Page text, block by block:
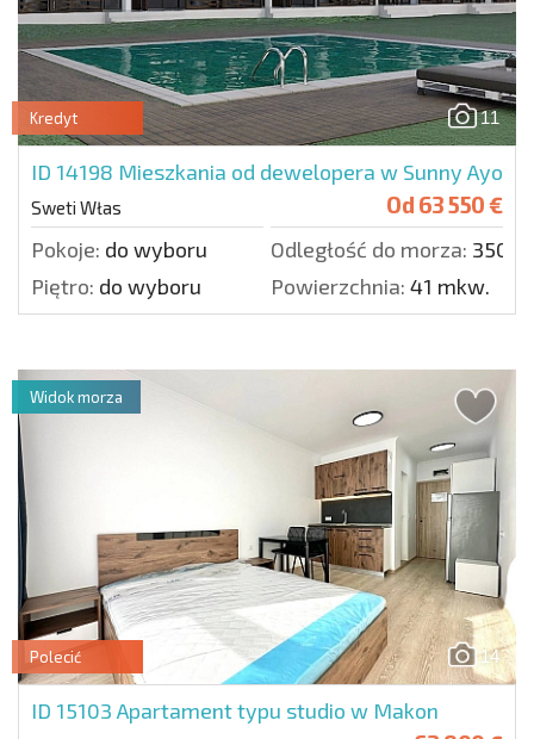
11
Kredyt
ID 14198 Mieszkania od dewelopera w Sunny Ayo
Sweti Włas Od 63 550 €
Pokoje: do wyboru Odległość do morza: 350
Piętro: do wyboru Powierzchnia: 41 mkw.
14
Polecić
ID 15103 Apartament typu studio w Makon
Widok morza